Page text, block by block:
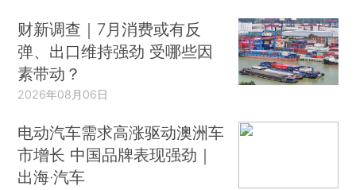
财新调查｜7月消费或有反
弹、出口维持强劲 受哪些因
素带动？
2026年08月06日
电动汽车需求高涨驱动澳洲车
市增长 中国品牌表现强劲｜
出海·汽车